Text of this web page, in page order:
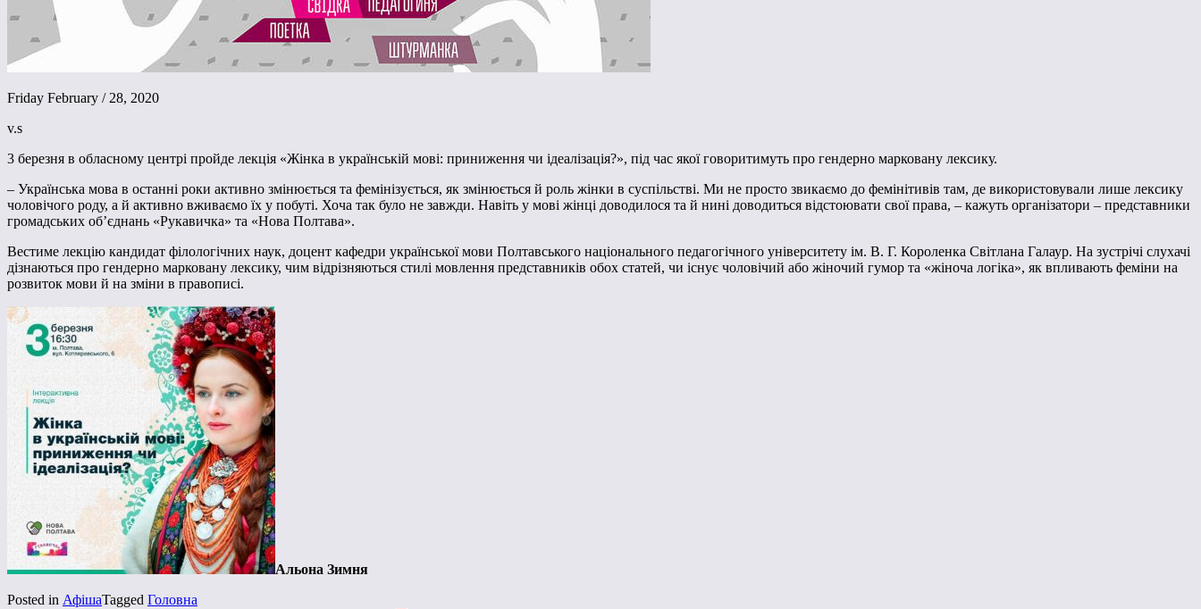
Friday February / 28, 2020
v.s
3 березня в обласному центрі пройде лекція «Жінка в українській мові: приниження чи ідеалізація?», під час якої говоритимуть про гендерно марковану лексику.
– Українська мова в останні роки активно змінюється та фемінізується, як змінюється й роль жінки в суспільстві. Ми не просто звикаємо до фемінітивів там, де використовували лише лексику
чоловічого роду, а й активно вживаємо їх у побуті. Хоча так було не завжди. Навіть у мові жінці доводилося та й нині доводиться відстоювати свої права, – кажуть організатори – представники
громадських об’єднань «Рукавичка» та «Нова Полтава».
Вестиме лекцію кандидат філологічних наук, доцент кафедри української мови Полтавського національного педагогічного університету ім. В. Г. Короленка Світлана Галаур. На зустрічі слухачі
дізнаються про гендерно марковану лексику, чим відрізняються стилі мовлення представників обох статей, чи існує чоловічий або жіночий гумор та «жіноча логіка», як впливають феміни на
розвиток мови й на зміни в правописі.
Альона Зимня
Posted in АфішаTagged Головна